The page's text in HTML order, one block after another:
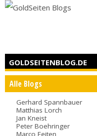
GOLDSEITENBLOG.DE
Alle Blogs
Gerhard Spannbauer
Matthias Lorch
Jan Kneist
Peter Boehringer
Marco Feiten